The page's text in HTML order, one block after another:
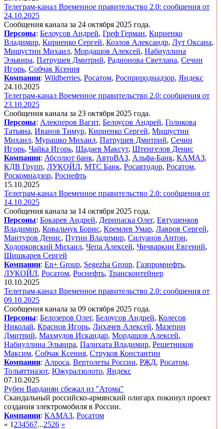
Телеграм-канал Временное правительство 2.0: сообщения от
24.10.2025
Сообщения канала за 24 октября 2025 года.
Персоны: Белоусов Андрей, Греф Герман, Кириенко
Владимир, Кириенко Сергей, Козлов Александр, Лут Оксана,
Мишустин Михаил, Мордашов Алексей, Набиуллина
Эльвира, Патрушев Дмитрий, Радионова Светлана, Сечин
Игорь, Собчак Ксения
Компании: Wildberries, Росатом, Росприроднадзор, Яндекс
24.10.2025
Телеграм-канал Временное правительство 2.0: сообщения от
23.10.2025
Сообщения канала за 23 октября 2025 года.
Персоны: Алекперов Вагит, Белоусов Андрей, Голикова
Татьяна, Иванов Тимур, Кириенко Сергей, Мишустин
Михаил, Мурашко Михаил, Патрушев Дмитрий, Сечин
Игорь, Чайка Игорь, Шадаев Максут, Штенгелов Денис
Компании: Абсолют банк, АвтоВАЗ, Альфа-Банк, КАМАЗ,
КДВ Групп, ЛУКОЙЛ, МТС Банк, Росавтодор, Росатом,
Роскомнадзор, Роснефть
15.10.2025
Телеграм-канал Временное правительство 2.0: сообщения от
14.10.2025
Сообщения канала за 14 октября 2025 года.
Персоны: Бокарев Андрей, Дерипаска Олег, Евтушенков
Владимир, Ковальчук Борис, Кремлев Умар, Лавров Сергей,
Мантуров Денис, Путин Владимир, Силуанов Антон,
Ходорковский Михаил, Чепа Алексей, Чичваркин Евгений,
Шишкарев Сергей
Компании: En+ Group, Segezha Group, Газпромнефть,
ЛУКОЙЛ, Росатом, Роснефть, Трансконтейнер
10.10.2025
Телеграм-канал Временное правительство 2.0: сообщения от
09.10.2025
Сообщения канала за 09 октября 2025 года.
Персоны: Белозеров Олег, Белоусов Андрей, Колесов
Николай, Краснов Игорь, Лихачев Алексей, Мазепин
Дмитрий, Махмудов Искандар, Мордашов Алексей,
Набиуллина Эльвира, Палихата Владимир, Решетников
Максим, Собчак Ксения, Струков Константин
Компании: Алроса, Вертолеты России, РЖД, Росатом,
Тольяттиазот, Южуралзолото, Яндекс
07.10.2025
Рубен Варданян сбежал из "Атома"
Скандальный российско-армянский олигарх покинул проект
создания электромобиля в России.
Компании: КАМАЗ, Росатом
« 1 234567...2526 »